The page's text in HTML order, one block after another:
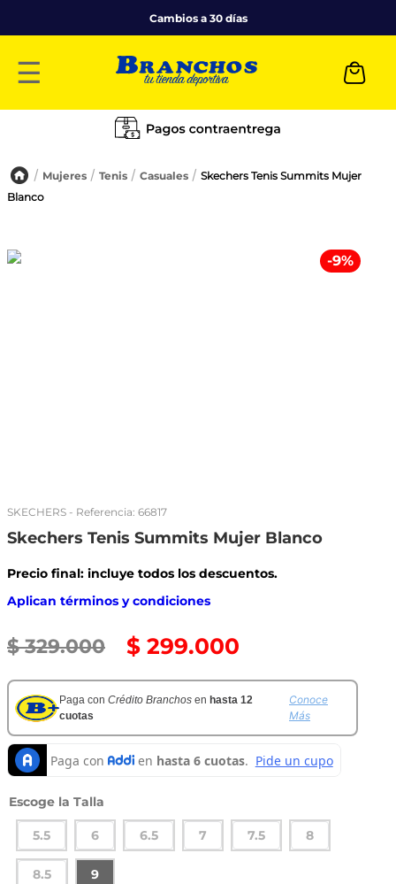
Cambios a 30 días
☰
Mujeres Tenis Casuales
Skechers Tenis Summits Mujer
Blanco
-9%
SKECHERS - Referencia: 66817
Skechers Tenis Summits Mujer Blanco
Precio final: incluye todos los descuentos.
Aplican términos y condiciones
$ 329.000 $ 299.000
Paga con Crédito Branchos en hasta 12
cuotas
Conoce
Más
Talla
5.5 6 6.5 7 7.5 8
8.5 9